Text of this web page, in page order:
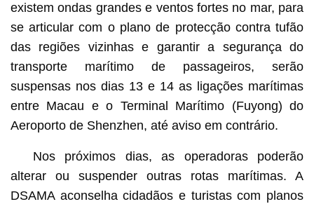
existem ondas grandes e ventos fortes no mar, para
se articular com o plano de protecção contra tufão
das regiões vizinhas e garantir a segurança do
transporte marítimo de passageiros, serão
suspensas nos dias 13 e 14 as ligações marítimas
entre Macau e o Terminal Marítimo (Fuyong) do
Aeroporto de Shenzhen, até aviso em contrário.
Nos próximos dias, as operadoras poderão
alterar ou suspender outras rotas marítimas. A
DSAMA aconselha cidadãos e turistas com planos